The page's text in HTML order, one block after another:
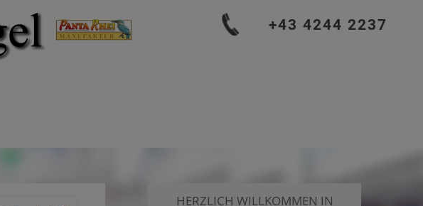
+43 4244 2237
HERZLICH WILLKOMMEN IN